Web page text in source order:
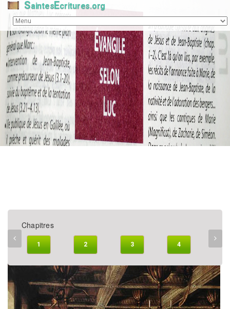
SaintesEcritures.org
Chapitres
1 2 3 4